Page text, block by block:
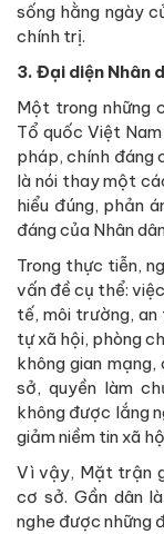
sống hằng ngày
chính trị.
3. Đại diện Nhân
Một trong những
Tổ quốc Việt
pháp, chính đáng
là nói thay một
hiểu đúng, phản
đáng của Nhân
Trong thực tiễn,
vấn đề cụ thể:
tế, môi trường,
tự xã hội, phòng
không gian
sở, quyền làm
không được lắng
giảm niềm tin xã
Vì vậy, Mặt trận
cơ sở. Gần dân
nghe được những